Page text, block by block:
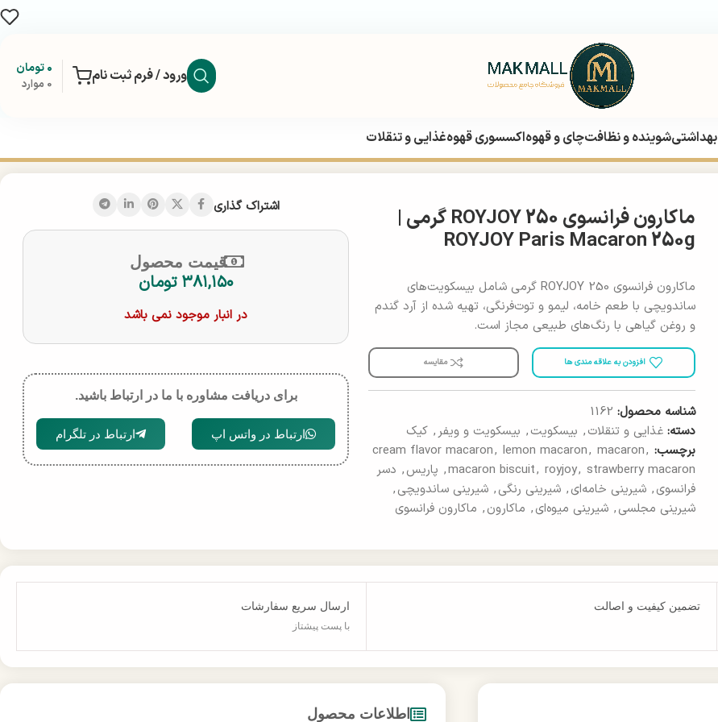
ورود / فرم ثبت نام 0 موارد
۰تومان
بهداشتیشوینده و نظافتچای و قهوهاکسسوری قهوهغذایی و تنقلات
ماکارون فرانسوی ROYJOY 250 گرمی |
ROYJOY Paris Macaron 250g
ماکارون فرانسوی ROYJOY 250 گرمی شامل بیسکویت‌های
ساندویچی با طعم خامه، لیمو و توت‌فرنگی، تهیه شده از آرد گندم
و روغن گیاهی با رنگ‌های طبیعی مجاز است.
افزودن به علاقه مندی ها مقایسه
شناسه محصول: 1162
دسته: غذایی و تنقلات, بیسکویت, بیسکویت و ویفر, کیک
برچسب:
cream flavor macaron, lemon macaron, macaron,
macaron biscuit, royjoy, strawberry macaron
, پاریس, دسر
فرانسوی, شیرینی خامه‌ای, شیرینی رنگی, شیرینی ساندویچی,
شیرینی مجلسی, شیرینی میوه‌ای, ماکارون, ماکارون فرانسوی
اشتراک گذاری
قیمت محصول
۳۸۱,۱۵۰ تومان
در انبار موجود نمی باشد
برای دریافت مشاوره با ما در ارتباط باشید.
ارتباط در واتس اپ ارتباط در تلگرام
تضمین کیفیت و اصالت ارسال سریع سفارشات
با پست پیشتاز
اطلاعات محصول